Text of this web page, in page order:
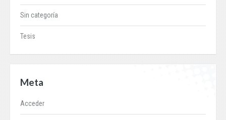
Sin categoría
Tesis
Meta
Acceder